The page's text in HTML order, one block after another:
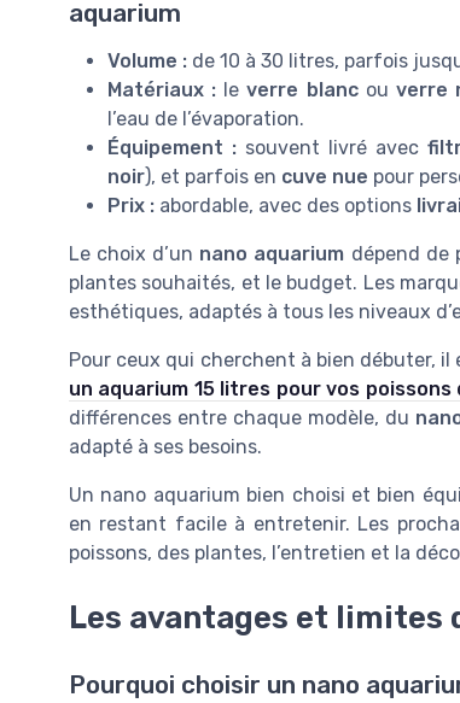
aquarium
Volume : de 10 à 30 litres, parfois
Matériaux : leverre blancou verre
l’eau de l’évaporation.
Équipement : souvent livré avec
noir), et parfois en cuve nue pour
Prix : abordable, avec des options
Le choix d’un nano aquarium dépend de
plantes souhaités, et le budget. Les
esthétiques, adaptés à tous les niveaux
Pour ceux qui cherchent à bien débuter,
un aquarium 15 litres pour vos poissons
différences entre chaque modèle, du
adapté à ses besoins.
Un nano aquarium bien choisi et bien
en restant facile à entretenir. Les
poissons, des plantes, l’entretien et la
Les avantages et limites
Pourquoi choisir un nano